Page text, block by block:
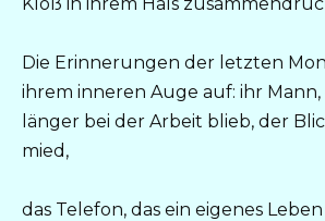
Die Erinnerungen der letzten
ihrem inneren Auge auf: ihr
länger bei der Arbeit blieb, der
mied,
das Telefon, das ein eigenes